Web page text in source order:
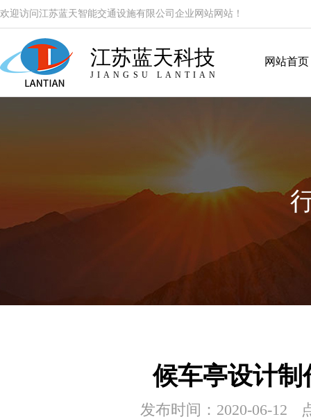
欢迎访问江苏蓝天智能交通设施有限公司企业网站网站！
江苏蓝天科技
JIANGSU LANTIAN
网站首页
候车亭设计制
发布时间：2020-06-12